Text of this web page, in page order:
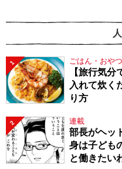
1 ごはん・おやつ
【旅行気
入れて炊く
り方
2 連載
部長がヘッ
身は子ども
と働きたい